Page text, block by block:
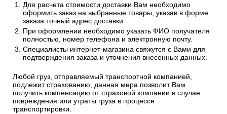
Для расчета стоимости доставки Вам необходимо
оформить заказ на выбранные товары, указав в форме
заказа точный адрес доставки.
При оформлении необходимо указать ФИО получателя
полностью, номер телефона и электронную почту.
Специалисты интернет-магазина свяжутся с Вами для
подтверждения заказа и уточнения внесенных данных.
Любой груз, отправляемый транспортной компанией,
подлежит страхованию, данная мера позволит Вам
получить компенсацию от страховой компании в случае
повреждения или утраты груза в процессе
транспортировки.